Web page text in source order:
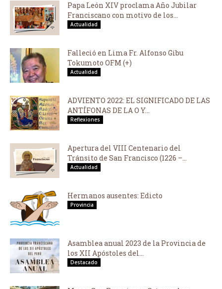
Papa León XIV proclama Año Jubilar
Franciscano con motivo de los...
Actualidad
Falleció en Lima Fr. Alfonso Gibu
Tokumoto OFM (+)
Actualidad
ADVIENTO 2022: EL SIGNIFICADO DE LAS
ANTÍFONAS DE LA O Y...
Reflexiones
Apertura del VIII Centenario del
Tránsito de San Francisco (1226 –...
Actualidad
Hermanos ausentes: Edicto
Provincia
Asamblea anual 2023 de la Provincia de
los XII Apóstoles del...
Destacado